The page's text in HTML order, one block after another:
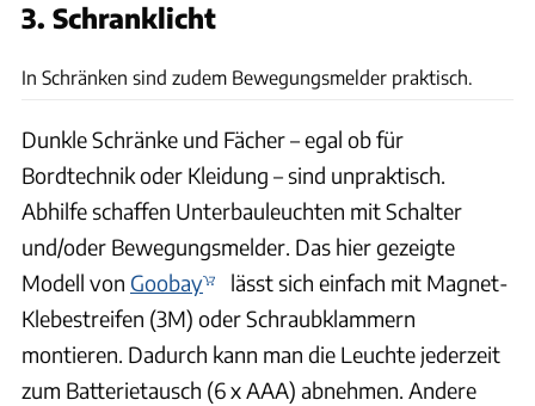
3. Schranklicht
In Schränken sind zudem Bewegungsmelder praktisch.
Dunkle Schränke und Fächer – egal ob für
Bordtechnik oder Kleidung – sind unpraktisch.
Abhilfe schaffen Unterbauleuchten mit Schalter
und/oder Bewegungsmelder. Das hier gezeigte
Modell von Goobay
lässt sich einfach mit Magnet-
Klebestreifen (3M) oder Schraubklammern
montieren. Dadurch kann man die Leuchte jederzeit
zum Batterietausch (6 x AAA) abnehmen. Andere